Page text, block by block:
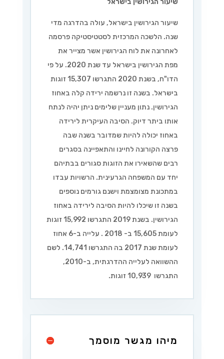
שיעור הגירושין בישראל, עולה בהדרגה מדי
שנה. הלשכה המרכזית לסטטיסטיקה פרסמה
לאחרונה את לוח הגירושין אשר מצייר את
מפת הגירושין בישראל עד שנת 2020. על פי
הדו"ח, בשנת 2020 התגרשו 15,307 זוגות
בישראל. בשנה זו נרשמה ירידה קלה באחוז
הגירושין. נתון מעניין שלימים ניתן יהיה לנתח
אותו ביתר דיוק. הסיבה העיקרית לירידה
באחוז יכולה להיות שמדובר בשנה שבה
פרצה הקורונה לחיינו והתאפיינה בסגרים
רבים שהשאירו את הזוגות סגורים בבתיהם
יחד עם המשפחה הגרעינית. הרשויות עבדו
במתכונת מצומצמת וישנם גורמים נוספים
בשנה זו שיכלו להיות הסיבה לירידה באחוז
הגירושין. בשנת 2019 התגרשו 15,992 זוגות
לעומת 15,605 ב- 2018 . עלייה ב-6 אחוז
לעומת שנת 2017 בה התגרשו 14,741. לשם
ההשוואה לעלייה ההדרגתית, ב-2010,
התגרשו 10,939 זוגות.
מיהו מגשר מוסמך